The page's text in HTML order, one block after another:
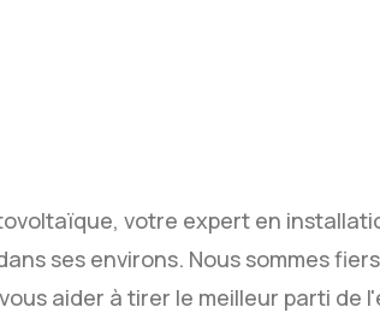
votre expert en
ses environs. Nous sommes
aider à tirer le meilleur parti de